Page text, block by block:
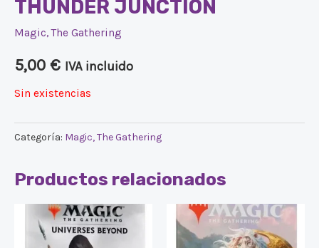
THUNDER JUNCTION
Magic, The Gathering
5,00 € IVA incluido
Sin existencias
Categoría: Magic, The Gathering
Productos relacionados